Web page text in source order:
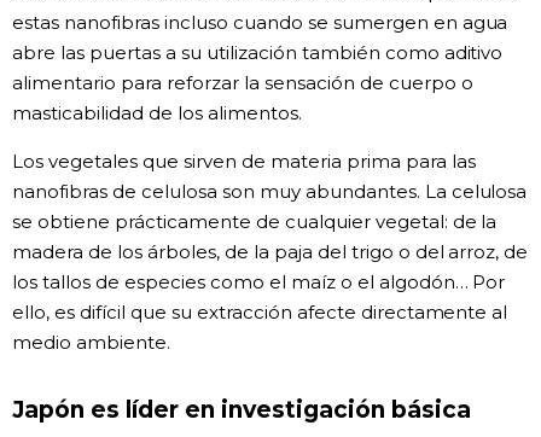
estas nanofibras incluso cuando se sumergen en agua
abre las puertas a su utilización también como aditivo
alimentario para reforzar la sensación de cuerpo o
masticabilidad de los alimentos.
Los vegetales que sirven de materia prima para las
nanofibras de celulosa son muy abundantes. La celulosa
se obtiene prácticamente de cualquier vegetal: de la
madera de los árboles, de la paja del trigo o del arroz, de
los tallos de especies como el maíz o el algodón… Por
ello, es difícil que su extracción afecte directamente al
medio ambiente.
Japón es líder en investigación básica